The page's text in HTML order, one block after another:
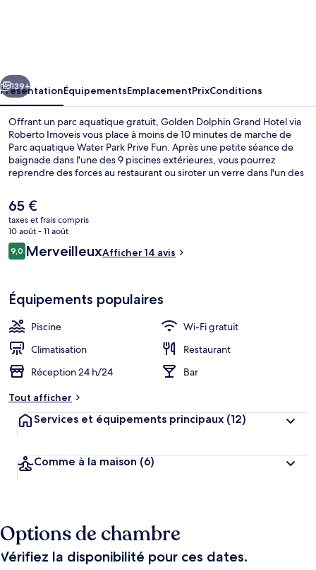
via
Roberto
Imoveis
Suivant
139+
PrésentationÉquipementsEmplacementPrixConditions
Offrant un parc aquatique gratuit, Golden Dolphin Grand Hotel via
Roberto Imoveis vous place à moins de 10 minutes de marche de
Parc aquatique Water Park Prive Fun. Après une petite séance de
baignade dans l'une des 9 piscines extérieures, vous pourrez
reprendre des forces au restaurant ou siroter un verre dans l'un des
d'un sauna, l'assurance d'un séjour réussi. Les appartements vous
offrent également une TV connectée et un pommeau de douche à
« effet pluie ».
Le
prix
actuel
est
de
65 €
taxes et frais compris
10 août - 11 août
Avis
voyageurs
9,09,0 sur 10
MerveilleuxAfficher 14 avis
Équipements populaires
Piscine
Wi-Fi gratuit
Climatisation
Restaurant
Réception 24 h/24
Bar
Tout afficher
Services et équipements principaux (12)
Comme à la maison (6)
Options de chambre
Vérifiez la disponibilité pour ces dates.